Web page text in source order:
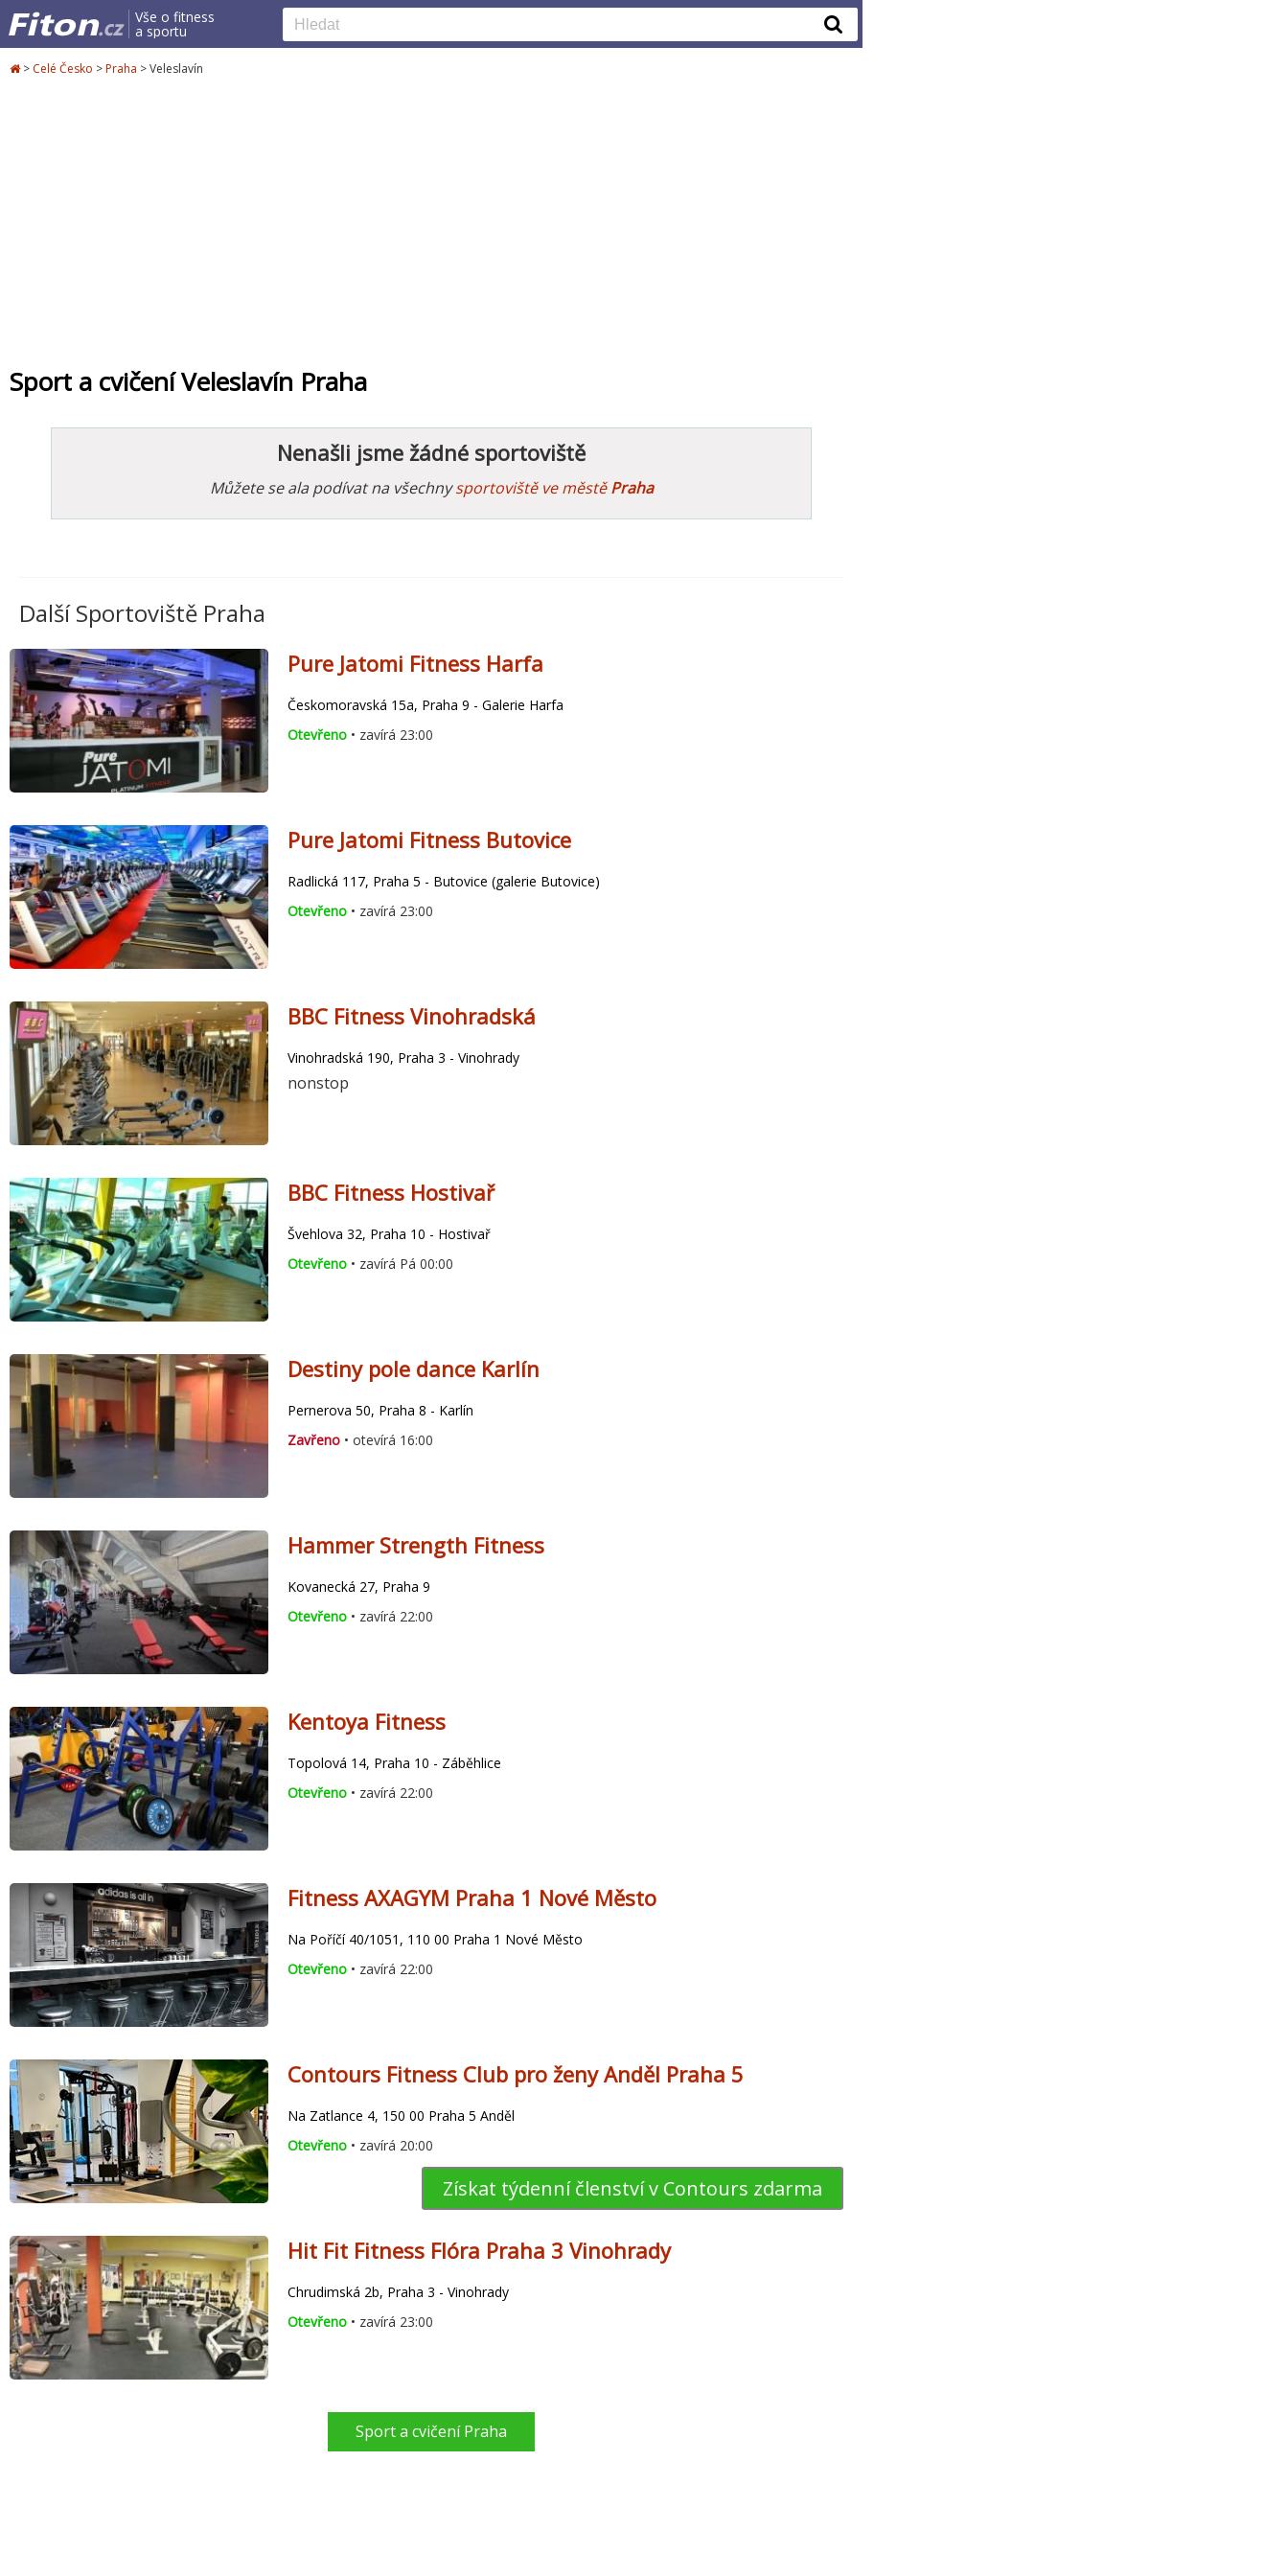
Vše o fitness
a sportu
> Celé Česko >Praha >Veleslavín
Sport a cvičení Veleslavín Praha
Nenašli jsme žádné sportoviště
Můžete se ala podívat na všechnysportoviště ve městěPraha
Další Sportoviště Praha
Pure Jatomi Fitness Harfa
Českomoravská 15a, Praha 9 - Galerie Harfa
Otevřeno • zavírá 23:00
Pure Jatomi Fitness Butovice
Radlická 117, Praha 5 - Butovice (galerie Butovice)
Otevřeno • zavírá 23:00
BBC Fitness Vinohradská
Vinohradská 190, Praha 3 - Vinohrady
nonstop
BBC Fitness Hostivař
Švehlova 32, Praha 10 - Hostivař
Otevřeno • zavírá Pá 00:00
Destiny pole dance Karlín
Pernerova 50, Praha 8 - Karlín
Zavřeno • otevírá 16:00
Hammer Strength Fitness
Kovanecká 27, Praha 9
Otevřeno • zavírá 22:00
Kentoya Fitness
Topolová 14, Praha 10 - Záběhlice
Otevřeno • zavírá 22:00
Fitness AXAGYM Praha 1 Nové Město
Na Poříčí 40/1051, 110 00 Praha 1 Nové Město
Otevřeno • zavírá 22:00
Contours Fitness Club pro ženy Anděl Praha 5
Na Zatlance 4, 150 00 Praha 5 Anděl
Otevřeno • zavírá 20:00
Získat týdenní členství v Contours zdarma
Hit Fit Fitness Flóra Praha 3 Vinohrady
Chrudimská 2b, Praha 3 - Vinohrady
Otevřeno • zavírá 23:00
Sport a cvičení Praha